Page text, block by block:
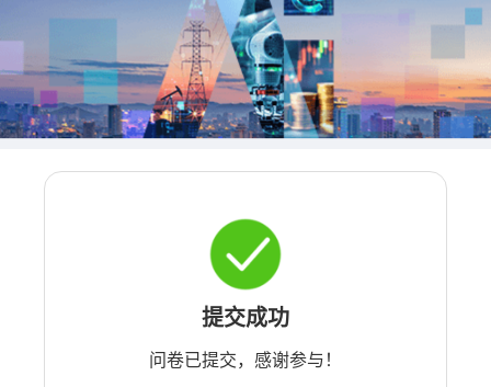
提交成功
问卷已提交，感谢参与！